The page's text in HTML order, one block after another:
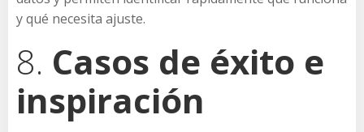
y qué necesita ajuste.
8. Casos de éxito e
inspiración